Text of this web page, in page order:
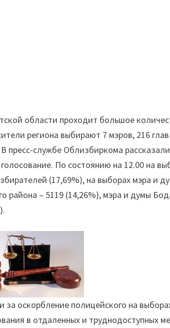
области проходит большое
региона выбирают 7 мэров, 216
пресс-службе Облизбиркома
По состоянию на 12.00 на
(17,69%), на выборах мэра и
района – 5119 (14,26%), мэра и думы
оскорбление полицейского на
в отдаленных и труднодоступных